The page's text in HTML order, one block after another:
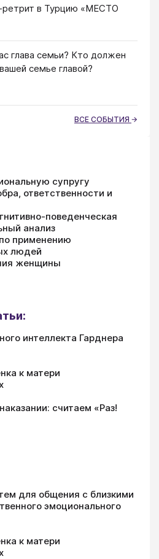
ретрит в Турцию «МЕСТО
глава семьи? Кто должен
семье главой?
ВСЕ СОБЫТИЯ
супругу
ответственности и
поведенческая
анализ
применению
людей
женщины
интеллекта Гарднера
к матери
считаем «Раз!
для общения с близкими
эмоционального
к матери